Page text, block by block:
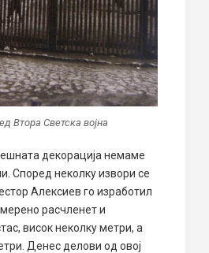
Втора Светска војна
декорација немаме
Според неколку извори се
Алексиев го изработил
расчленет и
висок неколку метри, а
Денес делови од овој